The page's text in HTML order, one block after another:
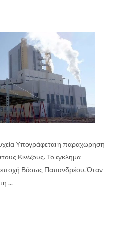
Υπογράφεται η παραχώρηση
Κινέζους. Το έγκλημα
εποχή Βάσως Παπανδρέου. Όταν
...